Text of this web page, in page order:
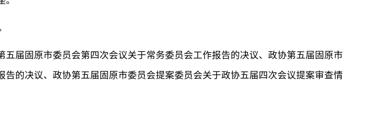
届固原市委员会第四次会议关于常务委员会工作报告的决议、政协第五届固原市
的决议、政协第五届固原市委员会提案委员会关于政协五届四次会议提案审查情